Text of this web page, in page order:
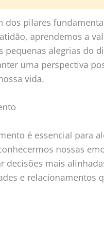
dos pilares
aprendemos a
pequenas alegrias do
uma perspectiva
vida.
é essencial para
nossas
decisões mais
e relacionamentos